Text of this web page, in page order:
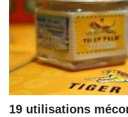
19 utilisations